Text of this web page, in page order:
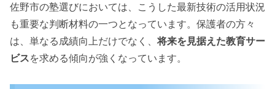
佐野市の塾選びにおいては、こうした最新技術の活用状況
も重要な判断材料の一つとなっています。保護者の方々
は、単なる成績向上だけでなく、将来を見据えた教育サー
ビスを求める傾向が強くなっています。